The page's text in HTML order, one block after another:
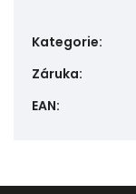
Kategorie:
Záruka:
EAN: